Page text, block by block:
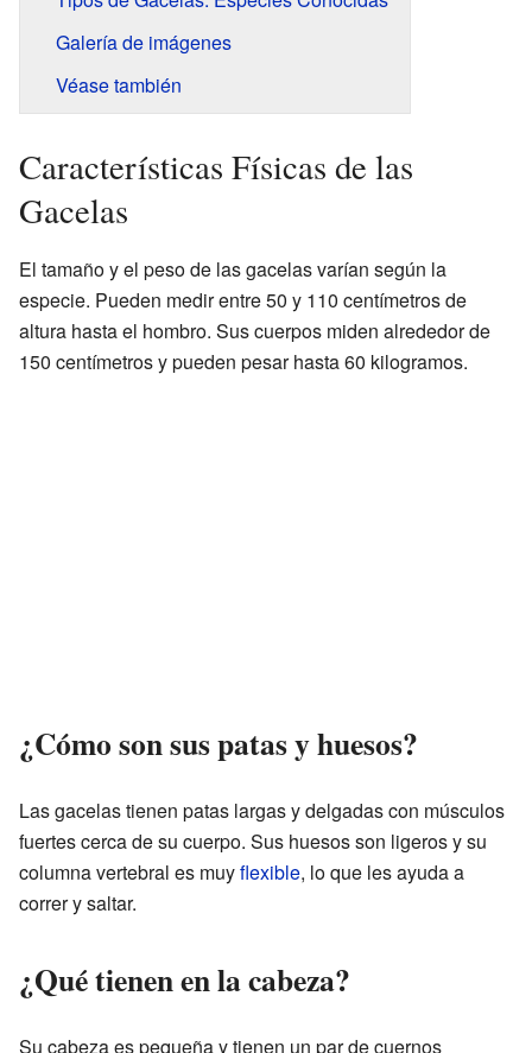
Galería de imágenes
Véase también
Características Físicas de las
Gacelas
El tamaño y el peso de las gacelas varían según la
especie. Pueden medir entre 50 y 110 centímetros de
altura hasta el hombro. Sus cuerpos miden alrededor de
150 centímetros y pueden pesar hasta 60 kilogramos.
¿Cómo son sus patas y huesos?
Las gacelas tienen patas largas y delgadas con músculos
fuertes cerca de su cuerpo. Sus huesos son ligeros y su
columna vertebral es muyflexible, lo que les ayuda a
correr y saltar.
¿Qué tienen en la cabeza?
Su cabeza es pequeña y tienen un par de cuernos